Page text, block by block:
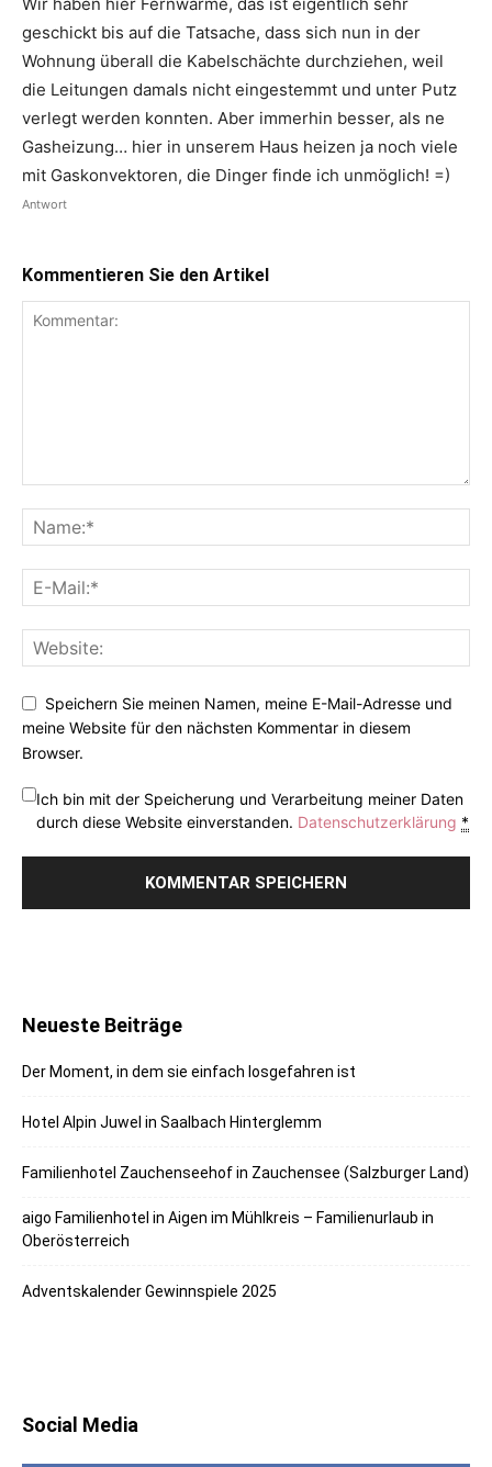
geschickt bis auf die Tatsache, dass sich nun in der
Wohnung überall die Kabelschächte durchziehen, weil
die Leitungen damals nicht eingestemmt und unter Putz
verlegt werden konnten. Aber immerhin besser, als ne
Gasheizung… hier in unserem Haus heizen ja noch viele
mit Gaskonvektoren, die Dinger finde ich unmöglich! =)
Antwort
Kommentieren Sie den Artikel
Speichern Sie meinen Namen, meine E-Mail-Adresse und
meine Website für den nächsten Kommentar in diesem
Browser.
Ich bin mit der Speicherung und Verarbeitung meiner Daten
durch diese Website einverstanden. Datenschutzerklärung *
Neueste Beiträge
Der Moment, in dem sie einfach losgefahren ist
Hotel Alpin Juwel in Saalbach Hinterglemm
Familienhotel Zauchenseehof in Zauchensee (Salzburger Land)
aigo Familienhotel in Aigen im Mühlkreis – Familienurlaub in
Oberösterreich
Adventskalender Gewinnspiele 2025
Social Media